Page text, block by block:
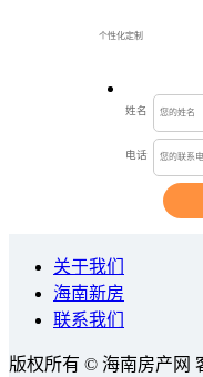
个性化定制
姓名
电话
关于我们
海南新房
联系我们
版权所有 © 海南房产网